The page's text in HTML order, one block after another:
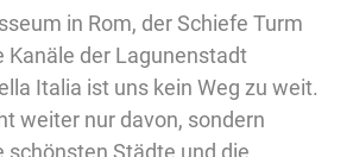
in Rom, der Schiefe Turm
Kanäle der Lagunenstadt
Italia ist uns kein Weg zu weit.
weiter nur davon, sondern